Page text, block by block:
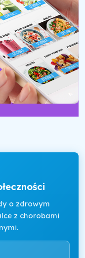
o zdrowym
z chorobami